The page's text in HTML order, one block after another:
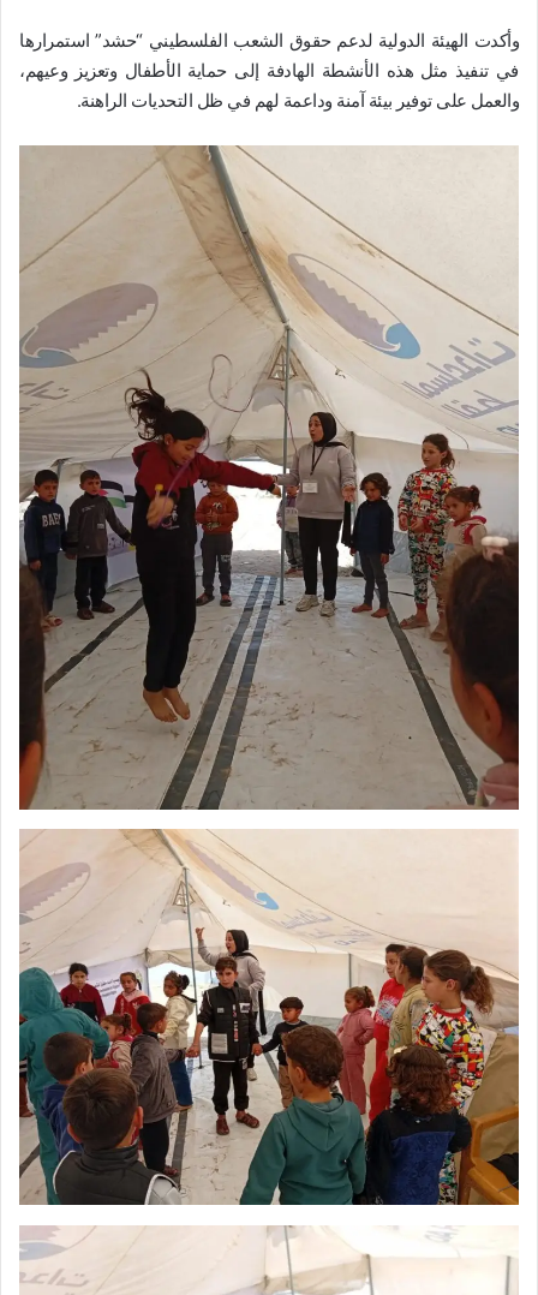
وأكدت الهيئة الدولية لدعم حقوق الشعب الفلسطيني “حشد” استمرارها
في تنفيذ مثل هذه الأنشطة الهادفة إلى حماية الأطفال وتعزيز وعيهم،
والعمل على توفير بيئة آمنة وداعمة لهم في ظل التحديات الراهنة.